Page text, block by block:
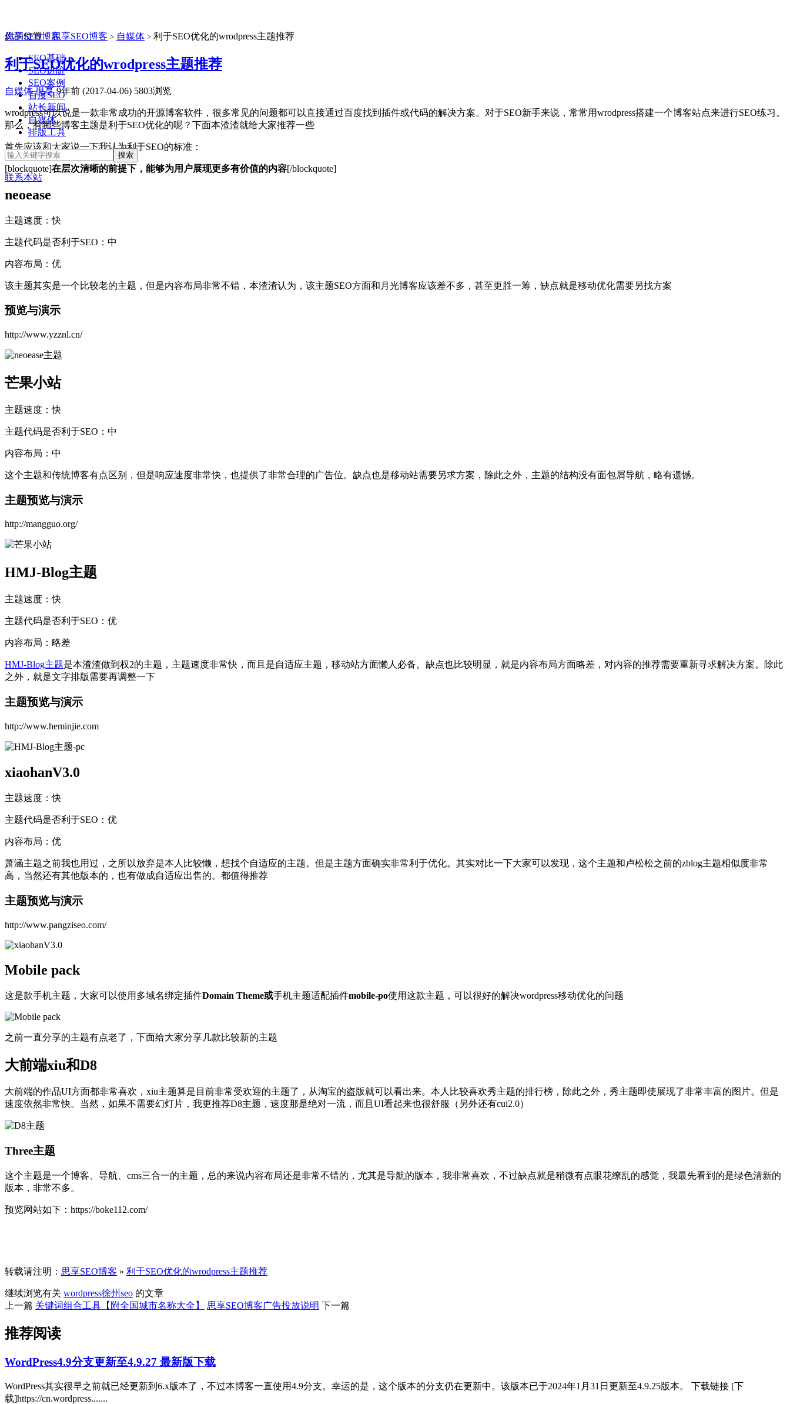
思享SEO博客
SEO基础
SEO进阶
SEO案例
百度SEO
站长新闻
自媒体
排版工具
联系本站
你的位置：思享SEO博客 > 自媒体 > 利于SEO优化的wrodpress主题推荐
利于SEO优化的wrodpress主题推荐
自媒体 思享 9年前 (2017-04-06) 5803浏览
wrodpress可以说是一款非常成功的开源博客软件，很多常见的问题都可以直接通过百度找到插件或代码的解决方案。对于SEO新手来说，常常用wrodpress搭建一个博客站点来进行SEO练习。
那么，有哪些博客主题是利于SEO优化的呢？下面本渣渣就给大家推荐一些
首先应该和大家说一下我认为利于SEO的标准：
[blockquote]在层次清晰的前提下，能够为用户展现更多有价值的内容[/blockquote]
neoease
主题速度：快
主题代码是否利于SEO：中
内容布局：优
该主题其实是一个比较老的主题，但是内容布局非常不错，本渣渣认为，该主题SEO方面和月光博客应该差不多，甚至更胜一筹，缺点就是移动优化需要另找方案
预览与演示
http://www.yzznl.cn/
芒果小站
主题速度：快
主题代码是否利于SEO：中
内容布局：中
这个主题和传统博客有点区别，但是响应速度非常快，也提供了非常合理的广告位。缺点也是移动站需要另求方案，除此之外，主题的结构没有面包屑导航，略有遗憾。
主题预览与演示
http://mangguo.org/
HMJ-Blog主题
主题速度：快
主题代码是否利于SEO：优
内容布局：略差
HMJ-Blog主题是本渣渣做到权2的主题，主题速度非常快，而且是自适应主题，移动站方面懒人必备。缺点也比较明显，就是内容布局方面略差，对内容的推荐需要重新寻求解决方案。除此
之外，就是文字排版需要再调整一下
主题预览与演示
http://www.heminjie.com
xiaohanV3.0
主题速度：快
主题代码是否利于SEO：优
内容布局：优
萧涵主题之前我也用过，之所以放弃是本人比较懒，想找个自适应的主题。但是主题方面确实非常利于优化。其实对比一下大家可以发现，这个主题和卢松松之前的zblog主题相似度非常
高，当然还有其他版本的，也有做成自适应出售的。都值得推荐
主题预览与演示
http://www.pangziseo.com/
Mobile pack
这是款手机主题，大家可以使用多域名绑定插件Domain Theme或手机主题适配插件mobile-po使用这款主题，可以很好的解决wordpress移动优化的问题
之前一直分享的主题有点老了，下面给大家分享几款比较新的主题
大前端xiu和D8
大前端的作品UI方面都非常喜欢，xiu主题算是目前非常受欢迎的主题了，从淘宝的盗版就可以看出来。本人比较喜欢秀主题的排行榜，除此之外，秀主题即使展现了非常丰富的图片。但是
速度依然非常快。当然，如果不需要幻灯片，我更推荐D8主题，速度那是绝对一流，而且UI看起来也很舒服（另外还有cui2.0）
Three主题
这个主题是一个博客、导航、cms三合一的主题，总的来说内容布局还是非常不错的，尤其是导航的版本，我非常喜欢，不过缺点就是稍微有点眼花缭乱的感觉，我最先看到的是绿色清新的
版本，非常不多。
预览网站如下：https://boke112.com/
转载请注明： 思享SEO博客 » 利于SEO优化的wrodpress主题推荐
继续浏览有关 wordpress徐州seo 的文章
上一篇 关键词组合工具【附全国城市名称大全】 思享SEO博客广告投放说明 下一篇
推荐阅读
WordPress4.9分支更新至4.9.27 最新版下载
WordPress其实很早之前就已经更新到6.x版本了，不过本博客一直使用4.9分支。幸运的是，这个版本的分支仍在更新中。该版本已于2024年1月31日更新至4.9.25版本。 下载链接 [下
载]https://cn.wordpress.......